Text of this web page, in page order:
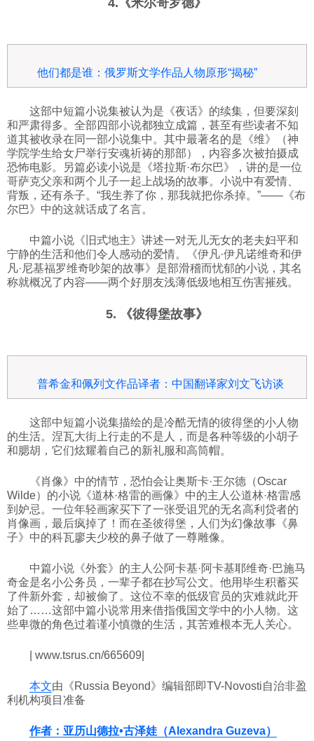
4.《米尔哥罗德》
他们都是谁：俄罗斯文学作品人物原形“揭秘”
这部中短篇小说集被认为是《夜话》的续集，但要深刻
和严肃得多。全部四部小说都独立成篇，甚至有些读者不知
道其被收录在同一部小说集中。其中最著名的是《维》（神
学院学生给女尸举行安魂祈祷的那部），内容多次被拍摄成
恐怖电影。另篇必读小说是《塔拉斯·布尔巴》，讲的是一位
哥萨克父亲和两个儿子一起上战场的故事。小说中有爱情、
背叛，还有杀子。“我生养了你，那我就把你杀掉。”——《布
尔巴》中的这就话成了名言。
中篇小说《旧式地主》讲述一对无儿无女的老夫妇平和
宁静的生活和他们令人感动的爱情。《伊凡·伊凡诺维奇和伊
凡·尼基福罗维奇吵架的故事》是部滑稽而忧郁的小说，其名
称就概况了内容——两个好朋友浅薄低级地相互伤害摧残。
5. 《彼得堡故事》
普希金和佩列文作品译者：中国翻译家刘文飞访谈
这部中短篇小说集描绘的是冷酷无情的彼得堡的小人物
的生活。涅瓦大街上行走的不是人，而是各种等级的小胡子
和腮胡，它们炫耀着自己的新礼服和高筒帽。
《肖像》中的情节，恐怕会让奥斯卡·王尔德（Oscar
Wilde）的小说《道林·格雷的画像》中的主人公道林·格雷感
到妒忌。一位年轻画家买下了一张受诅咒的无名高利贷者的
肖像画，最后疯掉了！而在圣彼得堡，人们为幻像故事《鼻
子》中的科瓦廖夫少校的鼻子做了一尊雕像。
中篇小说《外套》的主人公阿卡基·阿卡基耶维奇·巴施马
奇金是名小公务员，一辈子都在抄写公文。他用毕生积蓄买
了件新外套，却被偷了。这位不幸的低级官员的灾难就此开
始了……这部中篇小说常用来借指俄国文学中的小人物。这
些卑微的角色过着谨小慎微的生活，其苦难根本无人关心。
| www.tsrus.cn/665609|
本文由《Russia Beyond》编辑部即TV-Novosti自治非盈
利机构项目准备
作者：亚历山德拉•古泽娃（Alexandra Guzeva）